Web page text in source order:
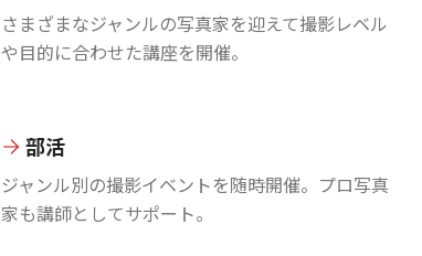
さまざまなジャンルの写真家を迎えて撮影レベル
や目的に合わせた講座を開催。
部活
ジャンル別の撮影イベントを随時開催。プロ写真
家も講師としてサポート。